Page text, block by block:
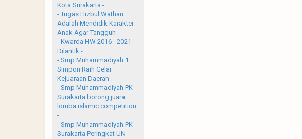
Kota Surakarta -
- Tugas Hizbul Wathan
Adalah Mendidik Karakter
Anak Agar Tangguh -
- Kwarda HW 2016 - 2021
Dilantik -
- Smp Muhammadiyah 1
Simpon Raih Gelar
Kejuaraan Daerah -
- Smp Muhammadiyah PK
Surakarta borong juara
lomba islamic competition
-
- Smp Muhammadiyah PK
Surakarta Peringkat UN